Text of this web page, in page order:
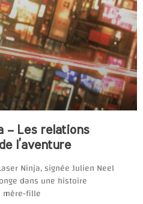
– Les relations
l’aventure
Ninja, signée Julien Neel
dans une histoire
mère-fille